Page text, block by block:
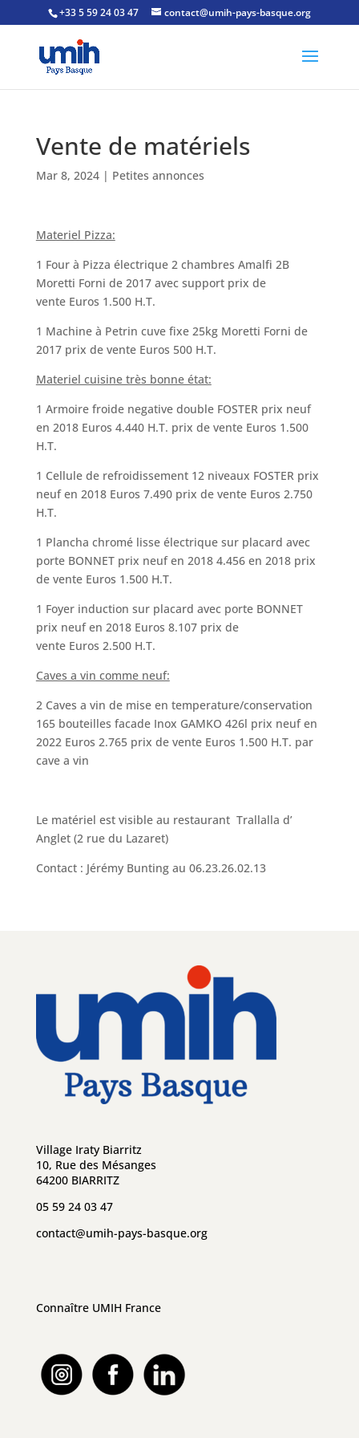
+33 5 59 24 03 47 contact@umih-pays-basque.org
Vente de matériels
Mar 8, 2024| Petites annonces
Materiel Pizza:
1 Four à Pizza électrique 2 chambres Amalfi 2B
Moretti Forni de 2017 avec support prix de
vente Euros 1.500 H.T.
1 Machine à Petrin cuve fixe 25kg Moretti Forni de
2017 prix de vente Euros 500 H.T.
Materiel cuisine très bonne état:
1 Armoire froide negative double FOSTER prix neuf
en 2018 Euros 4.440 H.T. prix de vente Euros 1.500
H.T.
1 Cellule de refroidissement 12 niveaux FOSTER prix
neuf en 2018 Euros 7.490 prix de vente Euros 2.750
H.T.
1 Plancha chromé lisse électrique sur placard avec
porte BONNET prix neuf en 2018 4.456 en 2018 prix
de vente Euros 1.500 H.T.
1 Foyer induction sur placard avec porte BONNET
prix neuf en 2018 Euros 8.107 prix de
vente Euros 2.500 H.T.
Caves a vin comme neuf:
2 Caves a vin de mise en temperature/conservation
165 bouteilles facade Inox GAMKO 426l prix neuf en
2022 Euros 2.765 prix de vente Euros 1.500 H.T. par
cave a vin
Le matériel est visible au restaurant Trallalla d’
Anglet (2 rue du Lazaret)
Contact : Jérémy Bunting au 06.23.26.02.13
Village Iraty Biarritz
10, Rue des Mésanges
64200 BIARRITZ
05 59 24 03 47
contact@umih-pays-basque.org
Connaître UMIH France